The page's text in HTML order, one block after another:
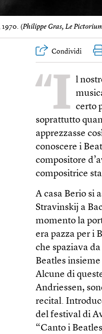
1970. (Philippe Gras, Le
Condividi
“I l
certo
soprattutto
apprezzasse
conoscere i
compositore
compositrice
A casa Berio si
Stravinskij a
momento la
era pazza per i
che spaziava
Beatles
Alcune di
Andriessen,
recital.
del festival di
“Canto i